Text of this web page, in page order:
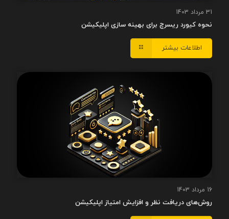
31 مرداد 1403
نحوه کیورد ریسرچ برای بهینه سازی اپلیکیشن
اطلاعات بیشتر
16 مرداد 1403
روش‌های دریافت نظر و افزایش امتیاز اپلیکیشن